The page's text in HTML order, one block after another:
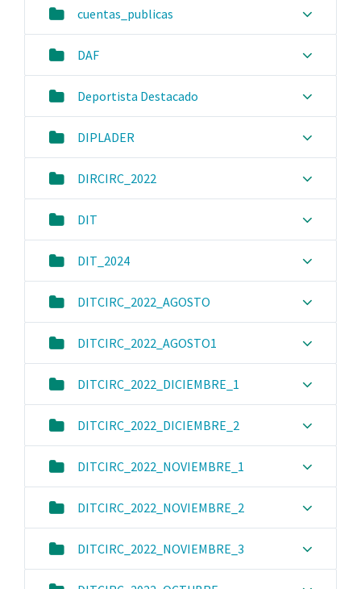
cuentas_publicas
DAF
Deportista Destacado
DIPLADER
DIRCIRC_2022
DIT
DIT_2024
DITCIRC_2022_AGOSTO
DITCIRC_2022_AGOSTO1
DITCIRC_2022_DICIEMBRE_1
DITCIRC_2022_DICIEMBRE_2
DITCIRC_2022_NOVIEMBRE_1
DITCIRC_2022_NOVIEMBRE_2
DITCIRC_2022_NOVIEMBRE_3